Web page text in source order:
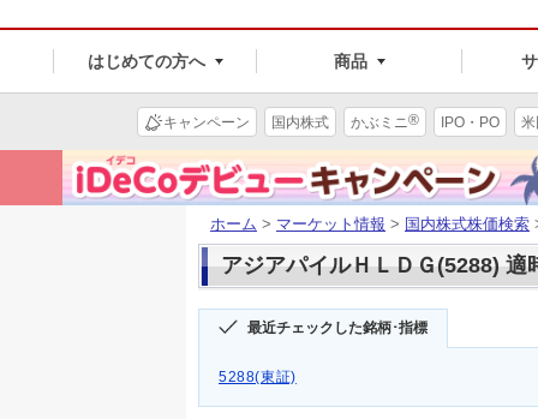
はじめての方へ 商品
キャンペーン 国内株式 かぶミニ® IPO・PO
ホーム > マーケット情報 > 国内株式株価検索
アジアパイルＨＬＤＧ(5288) 適
最近チェックした銘柄･指標
5288(東証)